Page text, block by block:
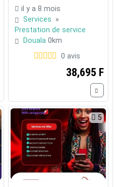
il y a 8 mois
Services »
Prestation de service
Douala 0km
0 avis
38,695 F
5